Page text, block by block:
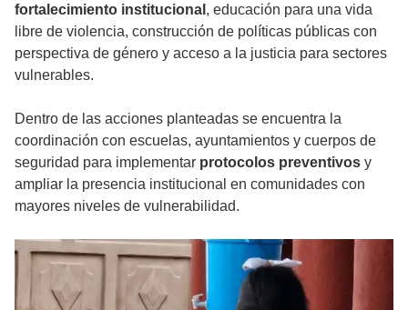
fortalecimiento institucional , educación para una vida
libre de violencia, construcción de políticas públicas con
perspectiva de género y acceso a la justicia para sectores
vulnerables.
Dentro de las acciones planteadas se encuentra la
coordinación con escuelas, ayuntamientos y cuerpos de
seguridad para implementar protocolos preventivos y
ampliar la presencia institucional en comunidades con
mayores niveles de vulnerabilidad.